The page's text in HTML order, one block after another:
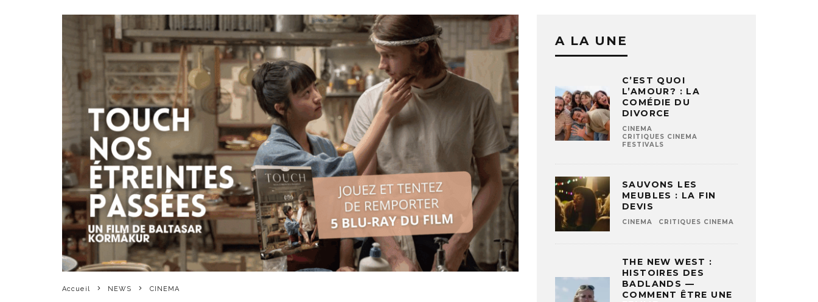
Accueil NEWS CINEMA
A LA UNE
C’EST QUOI
L’AMOUR? : LA
COMÉDIE DU
DIVORCE
CINEMA
CRITIQUES CINEMA
FESTIVALS
SAUVONS LES
MEUBLES : LA FIN
DEVIS
CINEMA CRITIQUES CINEMA
THE NEW WEST :
HISTOIRES DES
BADLANDS —
COMMENT ÊTRE UNE